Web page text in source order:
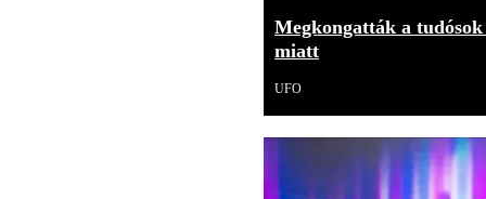
Megkongatták a
miatt
UFO